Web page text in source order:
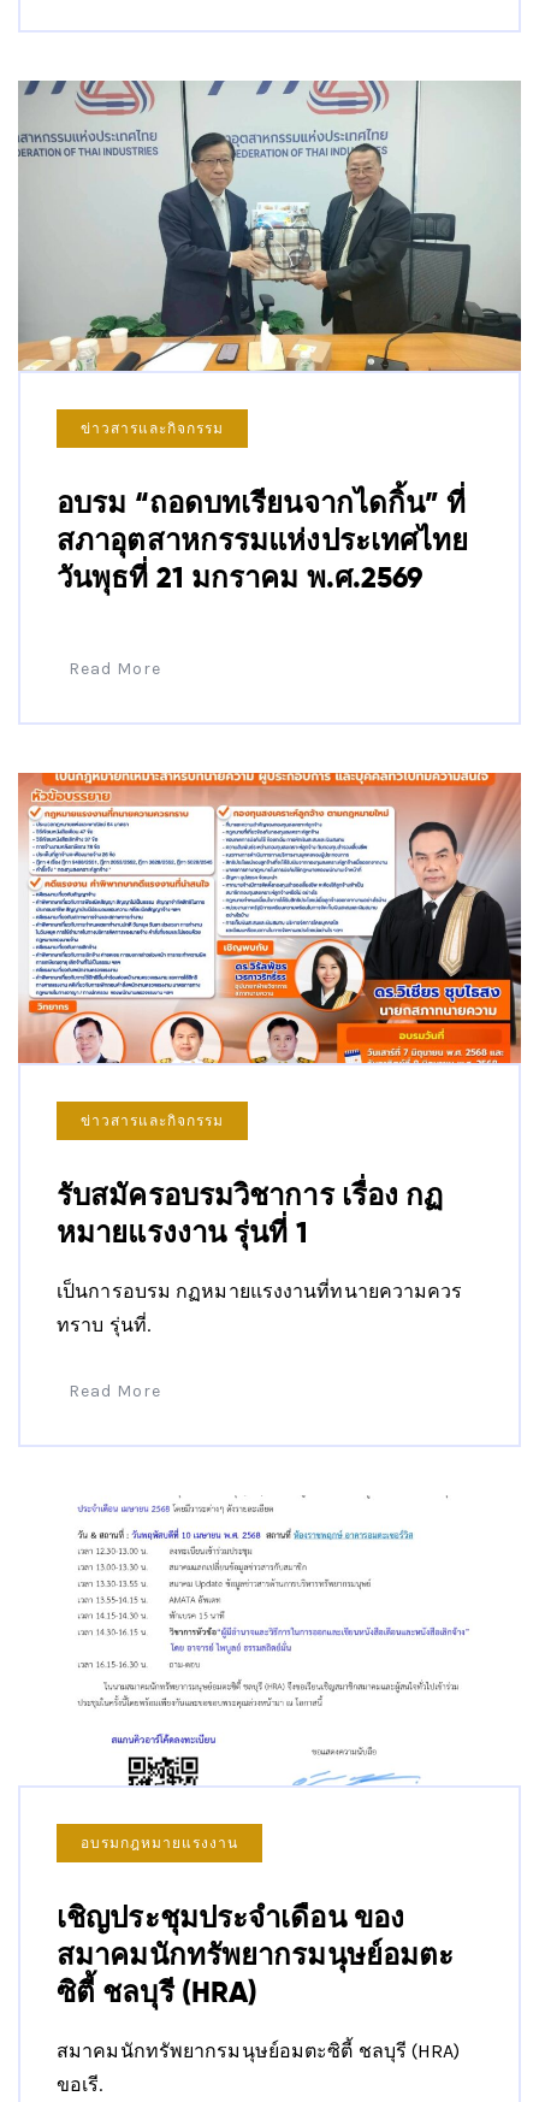
ข่าวสารและกิจกรรม
อบรม “ถอดบทเรียนจากไดกิ้น” ที่
สภาอุตสาหกรรมแห่งประเทศไทย
วันพุธที่ 21 มกราคม พ.ศ.2569
Read More
ข่าวสารและกิจกรรม
รับสมัครอบรมวิชาการ เรื่อง กฏ
หมายแรงงาน รุ่นที่ 1
เป็นการอบรม กฏหมายแรงงานที่ทนายความควร
ทราบ รุ่นที่.
Read More
อบรมกฎหมายแรงงาน
เชิญประชุมประจำเดือน ของ
สมาคมนักทรัพยากรมนุษย์อมตะ
ซิตี้ ชลบุรี (HRA)
สมาคมนักทรัพยากรมนุษย์อมตะซิตี้ ชลบุรี (HRA)
ขอเรี.